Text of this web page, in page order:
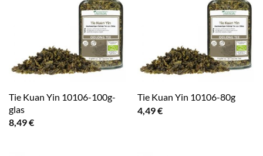
Tie Kuan Yin 10106-100g-
glas
8,49€
Tie Kuan Yin 10106-80g
4,49€